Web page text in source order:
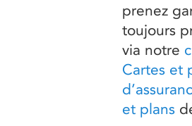
prenez
toujours
via notre
Cartes et
et plans